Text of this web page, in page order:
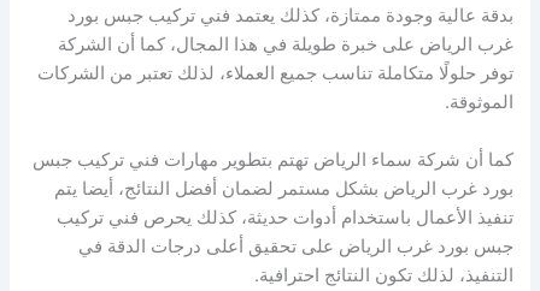
بدقة عالية وجودة ممتازة، كذلك يعتمد فني تركيب جبس بورد
غرب الرياض على خبرة طويلة في هذا المجال، كما أن الشركة
توفر حلولًا متكاملة تناسب جميع العملاء، لذلك تعتبر من الشركات
الموثوقة.
كما أن شركة سماء الرياض تهتم بتطوير مهارات فني تركيب جبس
بورد غرب الرياض بشكل مستمر لضمان أفضل النتائج، أيضا يتم
تنفيذ الأعمال باستخدام أدوات حديثة، كذلك يحرص فني تركيب
جبس بورد غرب الرياض على تحقيق أعلى درجات الدقة في
التنفيذ، لذلك تكون النتائج احترافية.